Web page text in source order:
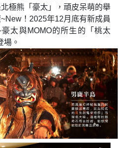
極熊「豪太」，頑皮呆萌的舉
！2025年12月底有新成員
太與MOMO的所生的「桃太
場。